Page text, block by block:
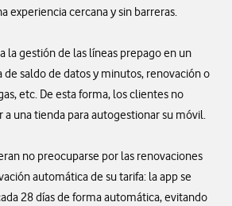
experiencia cercana y sin barreras.
la gestión de las líneas prepago en un
de saldo de datos y minutos, renovación o
etc. De esta forma, los clientes no
una tienda para autogestionar su móvil.
no preocuparse por las renovaciones
automática de su tarifa: la app se
28 días de forma automática, evitando